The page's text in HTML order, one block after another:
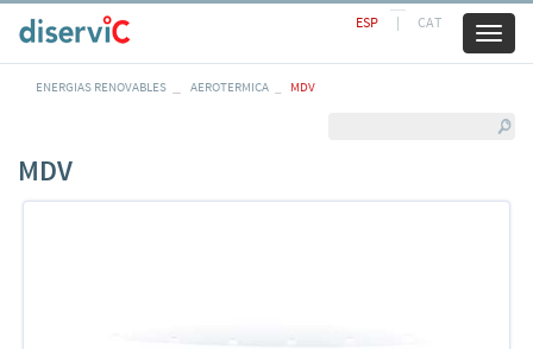
ESP | CAT
ENERGIAS RENOVABLES AEROTERMICA MDV
MDV